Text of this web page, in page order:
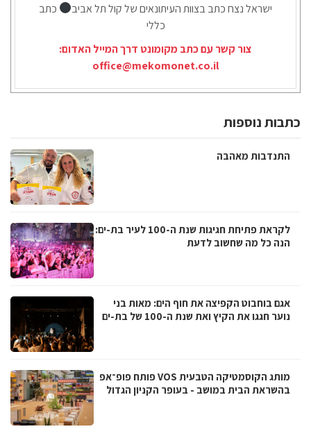
ישראל נצח כתב בצוות העיתונאים של קול תל אביב
כתב
כללי
צור קשר עם כתב מקומונט דרך המייל האדום:
office@mekomonet.co.il
כתבות נוספות
התנדבות מאהבה
לקראת פתיחת חגיגות שנת ה-100 לעיר בת-ים:
הנה כל מה שחשוב לדעת
אגם בוחבוט הקפיצה את חוף הים: מאות בני
נוער חגגו את הקיץ ואת שנת ה-100 של בת-ים
מותג הקוסמטיקה הטבעית VOS פותח פופ־אפ
בהשראת הבית במושב - בעופר הקניון הגדול